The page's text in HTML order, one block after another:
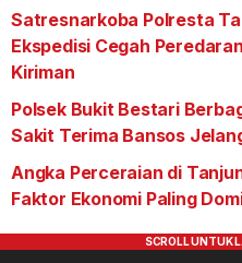
Satresnarkoba Polresta
Ekspedisi Cegah
Kiriman
Polsek Bukit Bestari
Sakit Terima Bansos
Angka Perceraian di
Faktor Ekonomi Paling